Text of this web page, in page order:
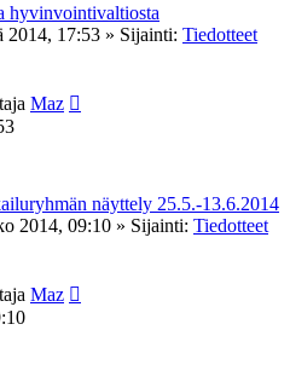
hyvinvointivaltiosta
2014, 17:53 » Sijainti: Tiedotteet
Maz
näyttely 25.5.-13.6.2014
2014, 09:10 » Sijainti: Tiedotteet
Maz